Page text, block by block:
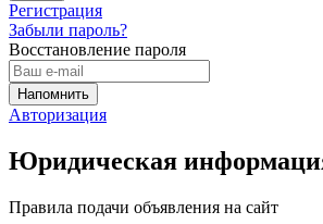
Регистрация
Забыли пароль?
Восстановление пароля
Авторизация
Юридическая
Правила подачи объявления на сайт